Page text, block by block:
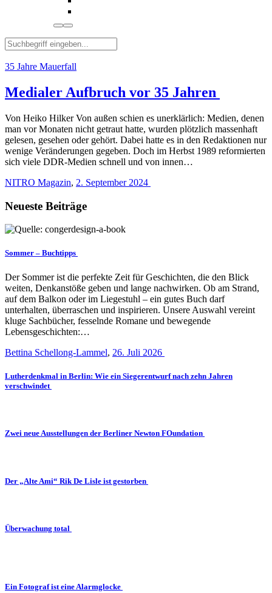
35 Jahre Mauerfall
Medialer Aufbruch vor 35 Jahren
Von Heiko Hilker Von außen schien es ­unerklärlich: Medien, denen
man vor Monaten nicht getraut hatte, wurden plötzlich massenhaft
gelesen, ­gesehen oder gehört. Dabei hatte es in den Redaktionen nur
wenige Veränderungen gegeben. Doch im Herbst 1989 reformierten
sich viele DDR-Medien schnell und von innen…
NITRO Magazin, 2. September 2024
Neueste Beiträge
Sommer – Buchtipps
Der Sommer ist die perfekte Zeit für Geschichten, die den Blick
weiten, Denkanstöße geben und lange nachwirken. Ob am Strand,
auf dem Balkon oder im Liegestuhl – ein gutes Buch darf
unterhalten, überraschen und inspirieren. Unsere Auswahl vereint
kluge Sachbücher, fesselnde Romane und bewegende
Lebensgeschichten:…
Bettina Schellong-Lammel, 26. Juli 2026
Lutherdenkmal in Berlin: Wie ein Siegerentwurf nach zehn Jahren
verschwindet
Zwei neue Ausstellungen der Berliner Newton FOundation
Der „Alte Ami“ Rik De Lisle ist gestorben
Überwachung total
Ein Fotograf ist eine Alarmglocke